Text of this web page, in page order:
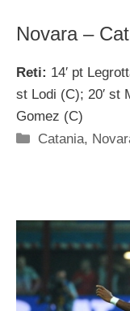
Novara –
Reti: 14′ pt
st Lodi (C); 20′ st
Gomez (C)
Categorie
Catania,